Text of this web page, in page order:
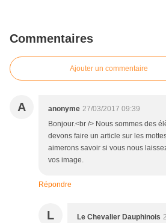
Commentaires
Ajouter un commentaire
A anonyme 27/03/2017 09:39
Bonjour.<br /> Nous sommes des
devons faire un article sur les
aimerons savoir si vous nous
vos image.
Répondre
L Le Chevalier Dauphinois